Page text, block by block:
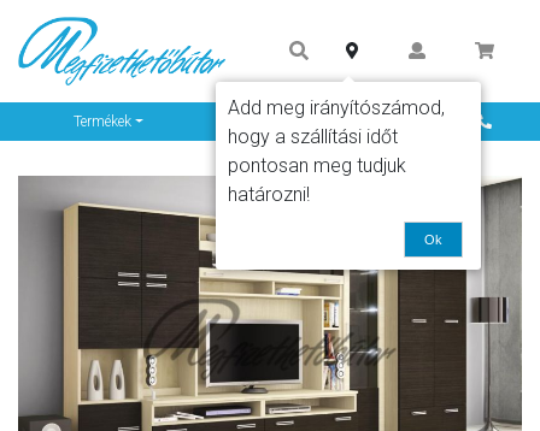
Termékek Info
Add meg irányítószámod,
hogy a szállítási időt
pontosan meg tudjuk
határozni!
Ok